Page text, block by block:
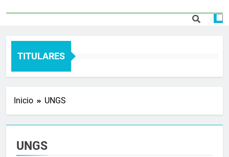
C. Paz
TITULARES
Inicio UNGS
UNGS